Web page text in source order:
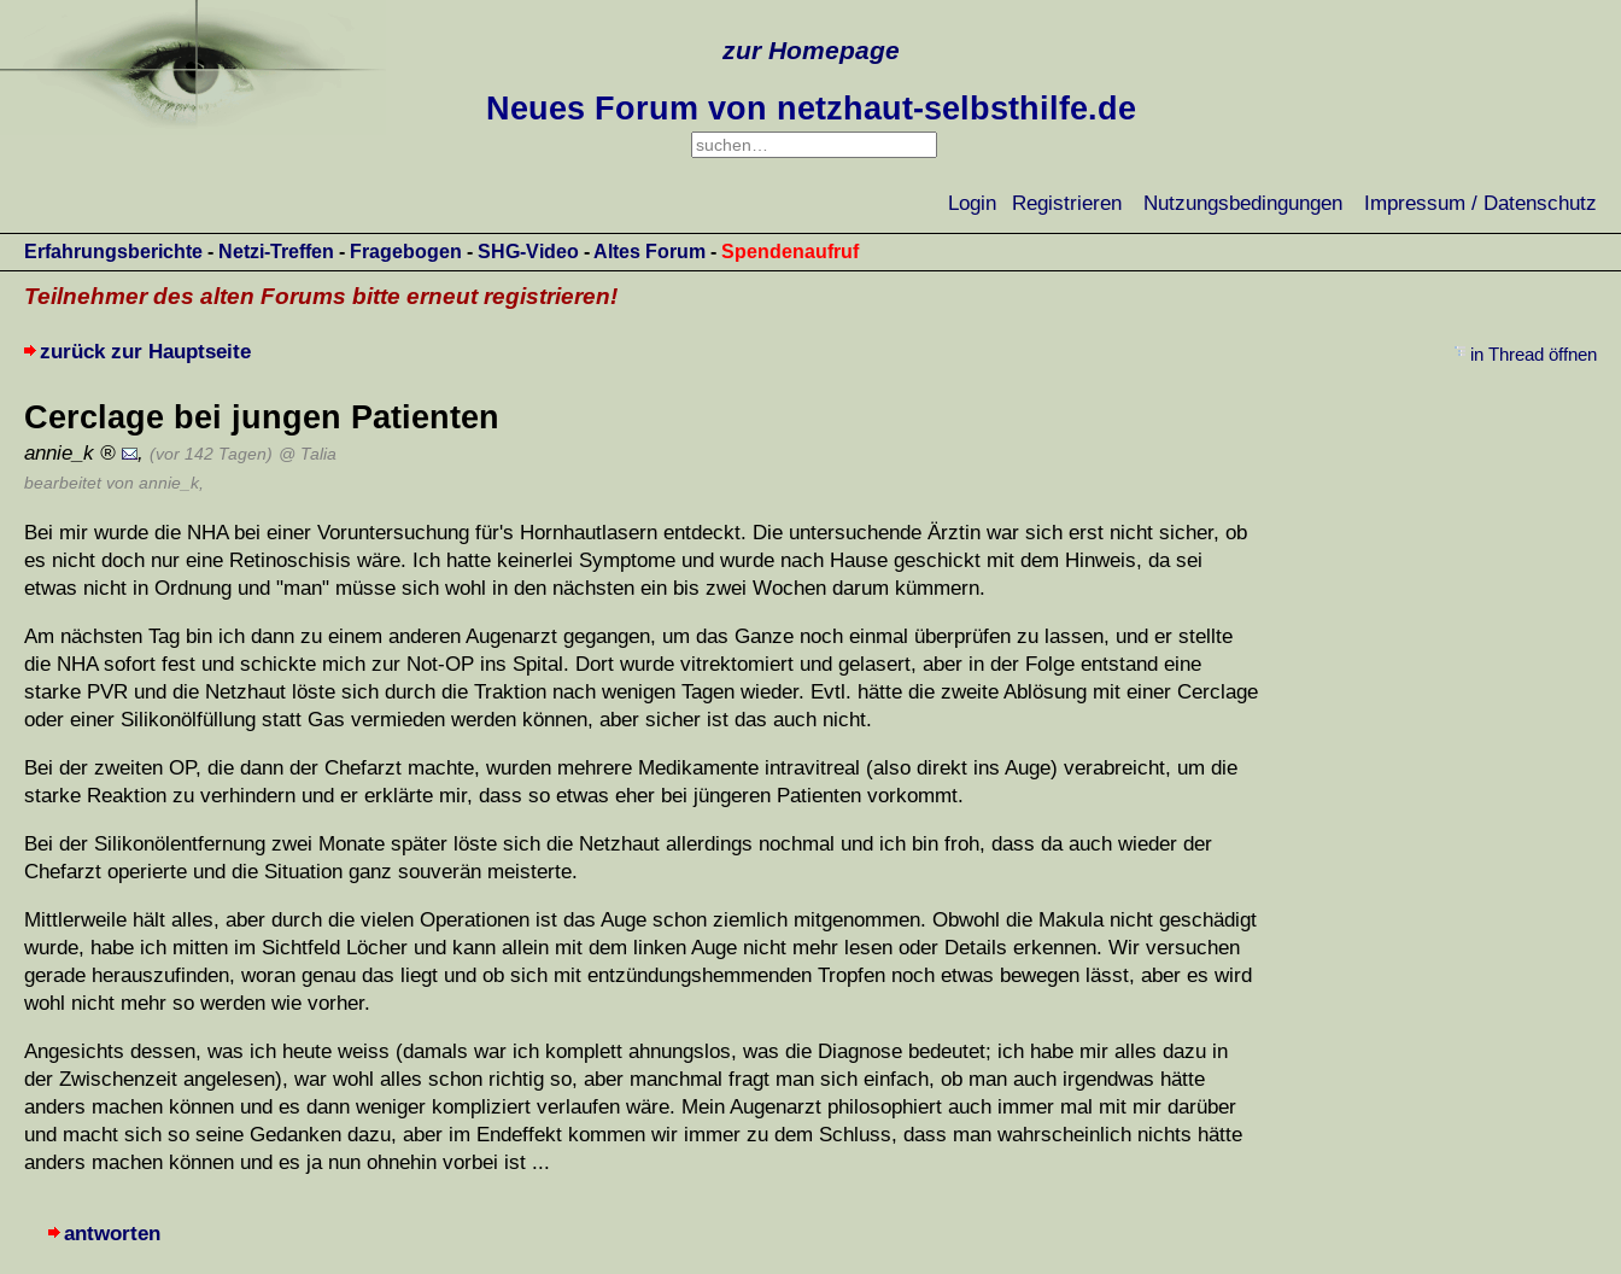
zur Homepage
Neues Forum von netzhaut-selbsthilfe.de
Login Registrieren Nutzungsbedingungen Impressum / Datenschutz
Erfahrungsberichte - Netzi-Treffen - Fragebogen - SHG-Video -Altes Forum - Spendenaufruf
Teilnehmer des alten Forums bitte erneut registrieren!
zurück zur Hauptseite in Thread öffnen
Cerclage bei jungen Patienten
annie_k , (vor 142 Tagen) @ Talia
bearbeitet von annie_k
Bei mir wurde die NHA bei einer Voruntersuchung für's Hornhautlasern entdeckt. Die untersuchende Ärztin war sich erst nicht sicher, ob
es nicht doch nur eine Retinoschisis wäre. Ich hatte keinerlei Symptome und wurde nach Hause geschickt mit dem Hinweis, da sei
etwas nicht in Ordnung und "man" müsse sich wohl in den nächsten ein bis zwei Wochen darum kümmern.
Am nächsten Tag bin ich dann zu einem anderen Augenarzt gegangen, um das Ganze noch einmal überprüfen zu lassen, und er stellte
die NHA sofort fest und schickte mich zur Not-OP ins Spital. Dort wurde vitrektomiert und gelasert, aber in der Folge entstand eine
starke PVR und die Netzhaut löste sich durch die Traktion nach wenigen Tagen wieder. Evtl. hätte die zweite Ablösung mit einer Cerclage
oder einer Silikonölfüllung statt Gas vermieden werden können, aber sicher ist das auch nicht.
Bei der zweiten OP, die dann der Chefarzt machte, wurden mehrere Medikamente intravitreal (also direkt ins Auge) verabreicht, um die
starke Reaktion zu verhindern und er erklärte mir, dass so etwas eher bei jüngeren Patienten vorkommt.
Bei der Silikonölentfernung zwei Monate später löste sich die Netzhaut allerdings nochmal und ich bin froh, dass da auch wieder der
Chefarzt operierte und die Situation ganz souverän meisterte.
Mittlerweile hält alles, aber durch die vielen Operationen ist das Auge schon ziemlich mitgenommen. Obwohl die Makula nicht geschädigt
wurde, habe ich mitten im Sichtfeld Löcher und kann allein mit dem linken Auge nicht mehr lesen oder Details erkennen. Wir versuchen
gerade herauszufinden, woran genau das liegt und ob sich mit entzündungshemmenden Tropfen noch etwas bewegen lässt, aber es wird
wohl nicht mehr so werden wie vorher.
Angesichts dessen, was ich heute weiss (damals war ich komplett ahnungslos, was die Diagnose bedeutet; ich habe mir alles dazu in
der Zwischenzeit angelesen), war wohl alles schon richtig so, aber manchmal fragt man sich einfach, ob man auch irgendwas hätte
anders machen können und es dann weniger kompliziert verlaufen wäre. Mein Augenarzt philosophiert auch immer mal mit mir darüber
und macht sich so seine Gedanken dazu, aber im Endeffekt kommen wir immer zu dem Schluss, dass man wahrscheinlich nichts hätte
anders machen können und es ja nun ohnehin vorbei ist ...
antworten